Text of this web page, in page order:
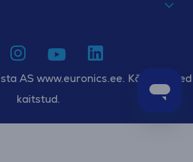
AS www.euronics.ee. Kõik õigused
kaitstud.